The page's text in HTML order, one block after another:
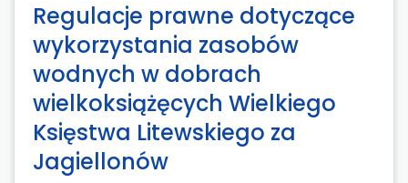
Regulacje prawne dotyczące
wykorzystania zasobów
wodnych w dobrach
wielkoksiążęcych Wielkiego
Księstwa Litewskiego za
Jagiellonów